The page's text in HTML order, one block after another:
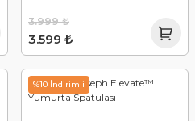
3.599 ₺
3.999 ₺
%10 İndirimli